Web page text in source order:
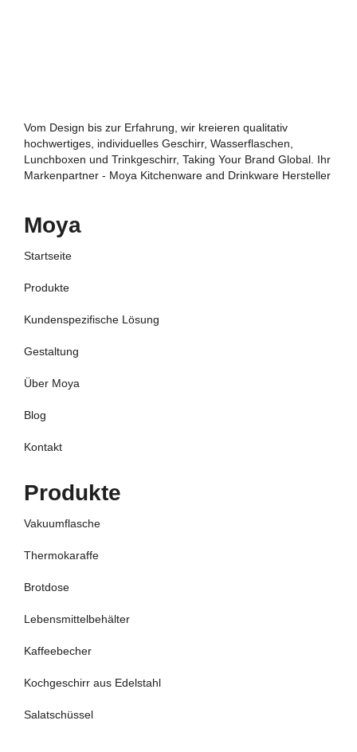
Vom Design bis zur Erfahrung, wir kreieren qualitativ
hochwertiges, individuelles Geschirr, Wasserflaschen,
Lunchboxen und Trinkgeschirr, Taking Your Brand Global. Ihr
Markenpartner - Moya Kitchenware and Drinkware Hersteller
Moya
Startseite
Produkte
Kundenspezifische Lösung
Gestaltung
Über Moya
Blog
Kontakt
Produkte
Vakuumflasche
Thermokaraffe
Brotdose
Lebensmittelbehälter
Kaffeebecher
Kochgeschirr aus Edelstahl
Salatschüssel